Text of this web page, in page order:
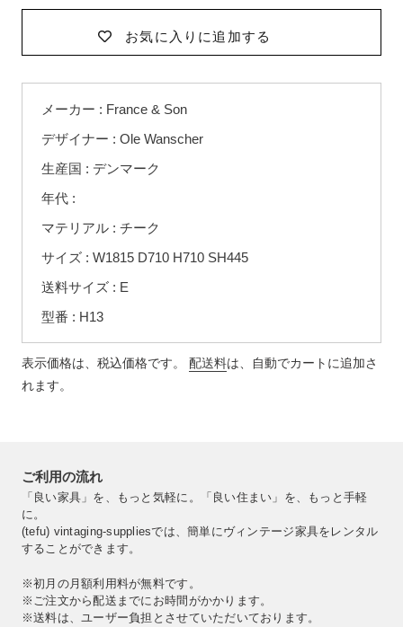
お気に入りに追加する
メーカー : France & Son
デザイナー : Ole Wanscher
生産国 : デンマーク
年代 :
マテリアル : チーク
サイズ : W1815 D710 H710 SH445
送料サイズ : E
型番 : H13
表示価格は、税込価格です。 配送料は、自動でカートに追加さ
れます。
ご利用の流れ
「良い家具」を、もっと気軽に。「良い住まい」を、もっと手軽
に。
(tefu) vintaging-suppliesでは、簡単にヴィンテージ家具をレンタル
することができます。
※初月の月額利用料が無料です。
※ご注文から配送までにお時間がかかります。
※送料は、ユーザー負担とさせていただいております。